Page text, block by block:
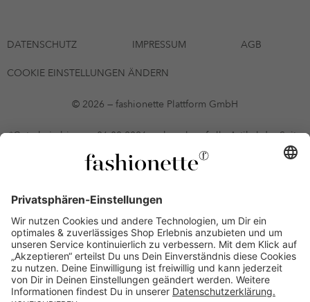
DATENSCHUTZ IMPRESSUM AGB
COOKIE EINSTELLUNGEN ÄNDERN
© 2026 — fashionette Plattform GmbH
*Gutschein bis zum 06.08.2026 mehrmals auf alle Artikel der Seite
fashionette.at/selected-styles anwendbar. Es gelten die in den AGB
§9 festgelegten Bedingungen.
vorausgesetzt, alle Preise inkl. MwSt. und ohne Versandkosten. Bei
Ratenkäufen kann die letzte Rate geringfügig abweichen. Die
Anzahl der Raten und die jeweilige Verfügbarkeit von
Zahlungsmethoden kann variieren. Die Prominenten, die
namentlich genannt oder dargestellt werden, haben keine der auf
der Website angebotenen Artikel anerkannt, empfohlen oder
befürwortet. Lieferungen sind nur an Lieferadressen in Österreich